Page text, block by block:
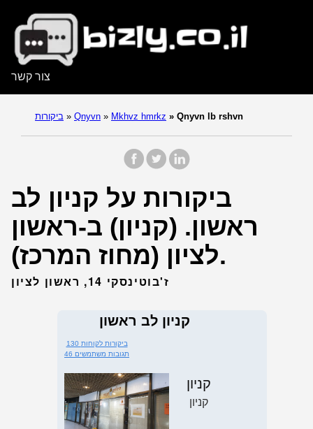
צור קשר
ביקורות » Qnyvn » Mkhvz hmrkz » Qnyvn lb rshvn
ביקורות על קניון לב
ראשון. (קניון) ב-ראשון
לציון (מחוז המרכז).
ז'בוטינסקי 14, ראשון לציון
קניון לב ראשון
130 ביקורות לקוחות
46 תגובות משתמשים
קניון
קניון